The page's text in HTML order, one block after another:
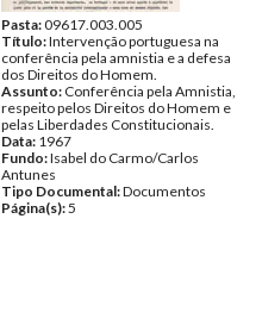
Pasta:09617.003.005
Título:Intervenção portuguesa na
conferência pela amnistia e a defesa
dos Direitos do Homem.
Assunto: Conferência pela Amnistia,
respeito pelos Direitos do Homem e
pelas Liberdades Constitucionais.
Data: 1967
Fundo:Isabel do Carmo/Carlos
Antunes
Tipo Documental:Documentos
Página(s):5